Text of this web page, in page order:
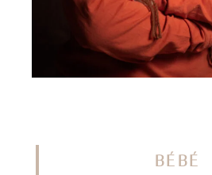
BÉBÉ